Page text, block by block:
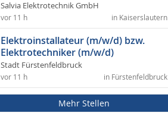
Salvia Elektrotechnik GmbH
in Kaiserslautern
vor 11 h
Elektroinstallateur (m/w/d) bzw.
Elektrotechniker (m/w/d)
Stadt Fürstenfeldbruck
in Fürstenfeldbruck
vor 11 h
Mehr Stellen